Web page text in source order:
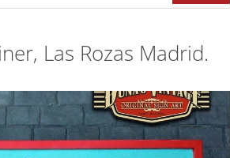
Las Rozas Madrid.